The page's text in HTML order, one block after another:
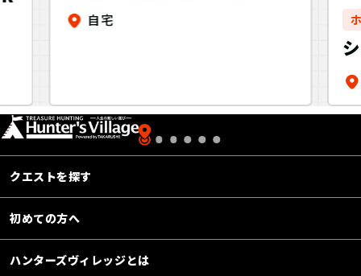
シュ！ 南スーダン救出作
自宅
クエストを探す
初めての方へ
ハンターズヴィレッジとは